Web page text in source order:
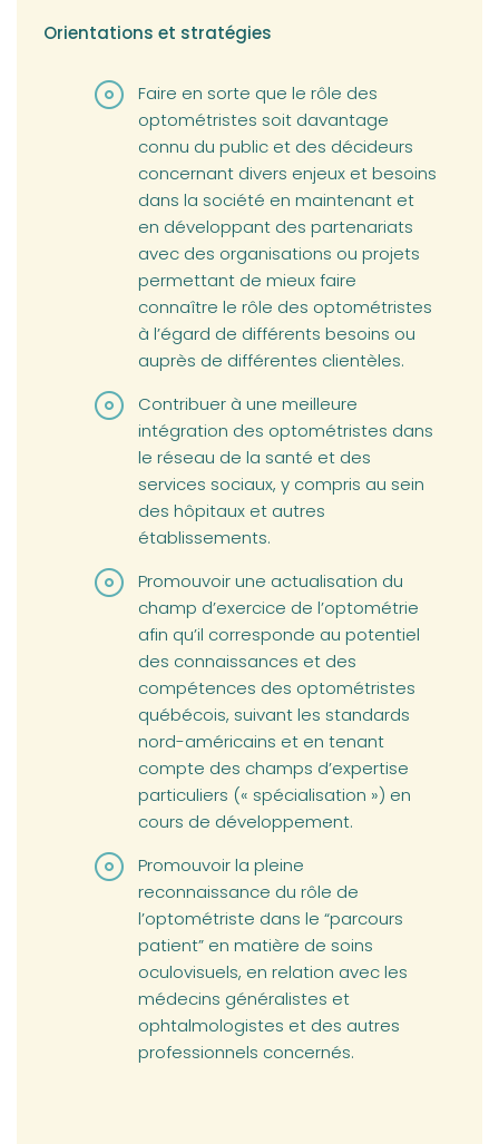
Orientations et stratégies
Faire en sorte que le rôle des
optométristes soit davantage
connu du public et des décideurs
concernant divers enjeux et besoins
dans la société en maintenant et
en développant des partenariats
avec des organisations ou projets
permettant de mieux faire
connaître le rôle des optométristes
à l’égard de différents besoins ou
auprès de différentes clientèles.
Contribuer à une meilleure
intégration des optométristes dans
le réseau de la santé et des
services sociaux, y compris au sein
des hôpitaux et autres
établissements.
Promouvoir une actualisation du
champ d’exercice de l’optométrie
afin qu’il corresponde au potentiel
des connaissances et des
compétences des optométristes
québécois, suivant les standards
nord-américains et en tenant
compte des champs d’expertise
particuliers (« spécialisation ») en
cours de développement.
Promouvoir la pleine
reconnaissance du rôle de
l’optométriste dans le “parcours
patient” en matière de soins
oculovisuels, en relation avec les
médecins généralistes et
ophtalmologistes et des autres
professionnels concernés.